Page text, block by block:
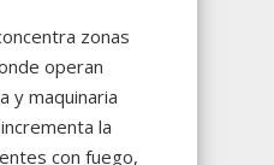
zonas
operan
y maquinaria
la
con fuego,